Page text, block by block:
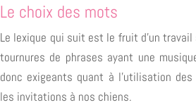
Le choix des mots
Le lexique qui suit est le fruit d’un
tournures de phrases ayant une
donc exigeants quant à l’utilisation
les invitations à nos chiens.